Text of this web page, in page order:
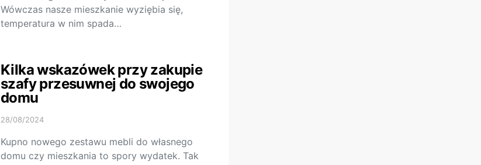
Wówczas nasze mieszkanie wyziębia się,
temperatura w nim spada…
Kilka wskazówek przy zakupie
szafy przesuwnej do swojego
domu
28/08/2024
Kupno nowego zestawu mebli do własnego
domu czy mieszkania to spory wydatek. Tak